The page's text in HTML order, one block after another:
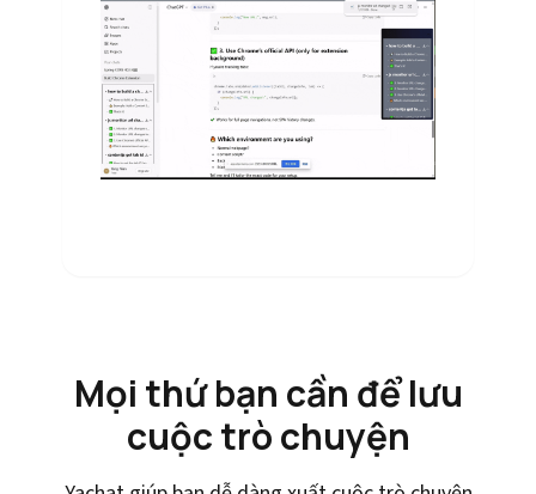
Mọi thứ bạn cần để lưu
cuộc trò chuyện